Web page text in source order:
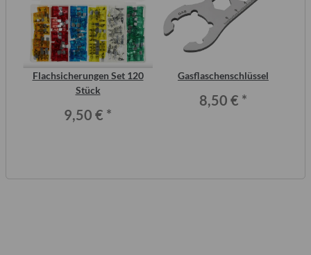
Flachsicherungen Set 120
Stück
9,50 € *
Gasflaschenschlüssel
8,50 € *